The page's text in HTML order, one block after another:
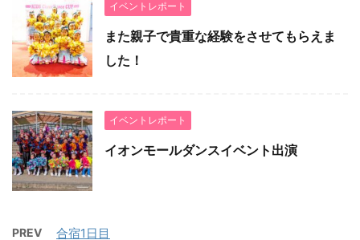
イベントレポート
また親子で貴重な経験をさせてもらえま
した！
イベントレポート
イオンモールダンスイベント出演
PREV 合宿1日目